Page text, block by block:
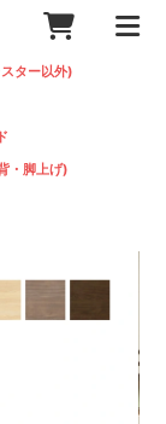
ター以外)
・脚上げ)